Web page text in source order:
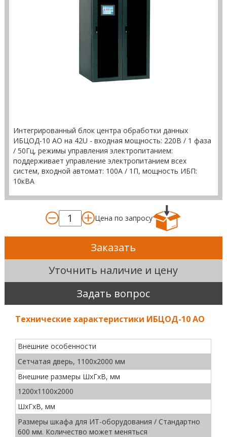
Интегрированный блок центра обработки данных
ИБЦОД-10 AO на 42U - входная мощность: 220В / 1 фаза
/ 50Гц, режимы управления электропитанием:
поддерживает управление электропитанием всех
систем, входной автомат: 100А / 1П, мощность ИБП:
10кВА
Цена по запросу
Заказать
Уточнить наличие и цену
Задать вопрос
Технические характеристики ИБЦОД-10 AO
Внешние особенности
Сетчатая дверь, 1100х2000 мм
Внешние размеры ШхГхВ, мм
1200х1100х2000
ШхГхВ, мм
Размеры шкафа для ИТ-оборудования / Стандартно
600 мм. Количество может меняться